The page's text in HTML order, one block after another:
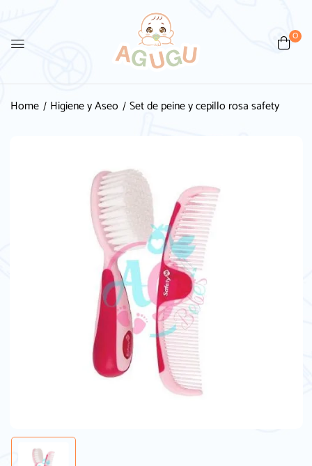
0
Home Higiene y Aseo Set de peine y cepillo rosa safety